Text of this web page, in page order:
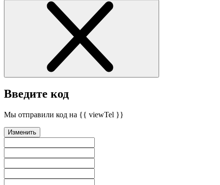
Введите код
Мы отправили код на {{ viewTel }}
Изменить